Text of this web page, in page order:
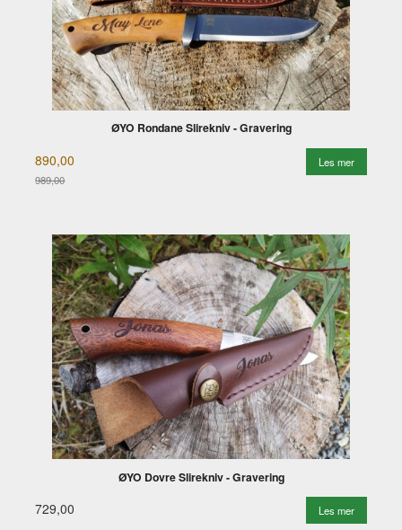
ØYO Rondane Slirekniv - Gravering
890,00
989,00
Les mer
ØYO Dovre Slirekniv - Gravering
729,00 Les mer